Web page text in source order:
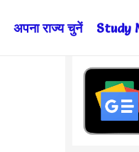
अपना राज्य चुनें Study